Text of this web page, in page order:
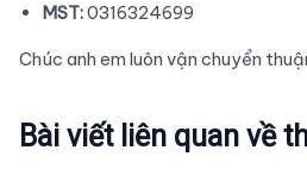
MST:0316324699
Chúc anh em luôn vận chuyển
Bài viết liên quan về